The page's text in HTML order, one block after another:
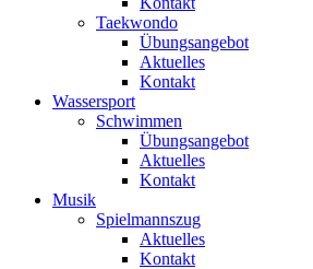
Taekwondo
Übungsangebot
Aktuelles
Kontakt
Wassersport
Schwimmen
Übungsangebot
Aktuelles
Kontakt
Musik
Spielmannszug
Aktuelles
Kontakt